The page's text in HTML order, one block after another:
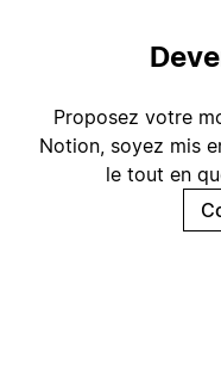
Proposez votre
Notion, soyez mis
le tout en